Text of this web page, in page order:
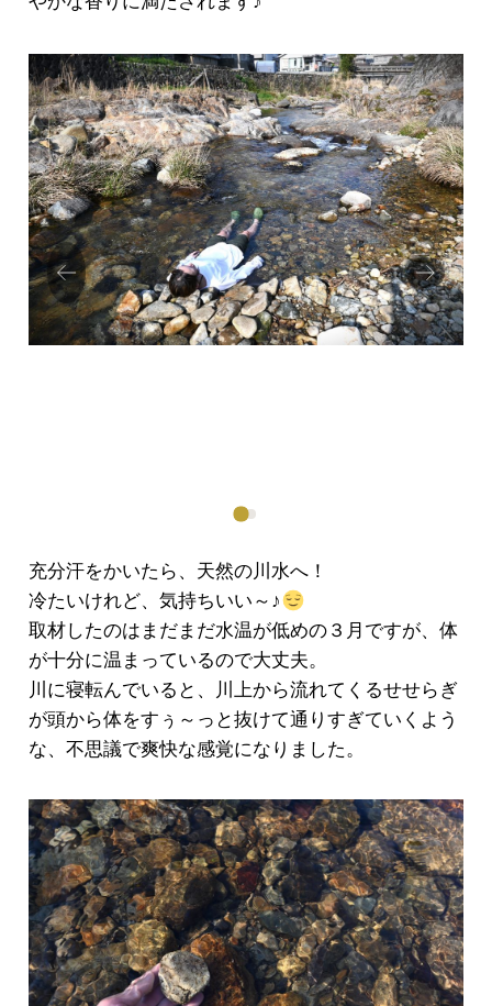
Prev
ious
Next
充分汗をかいたら、天然の川水へ！
冷たいけれど、気持ちいい～♪
取材したのはまだまだ水温が低めの３月ですが、体
が十分に温まっているので大丈夫。
川に寝転んでいると、川上から流れてくるせせらぎ
が頭から体をすぅ～っと抜けて通りすぎていくよう
な、不思議で爽快な感覚になりました。